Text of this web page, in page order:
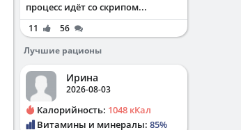
процесс идёт со скрипом...
11
56
Лучшие рационы
Ирина
2026-08-03
Калорийность: 1048 кКал
Витамины и минералы: 85%